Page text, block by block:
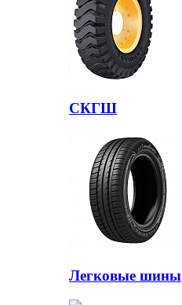
СКГШ
Легковые шины